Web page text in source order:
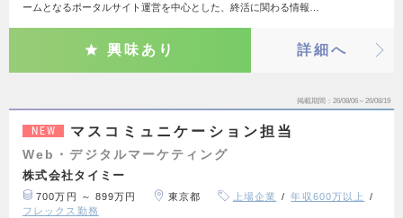
ームとなるポータルサイト運営を中心とした、終活に関わる情報…
興味あり 詳細へ
掲載期間 26/08/06～26/08/19
NEW マスコミュニケーション担当
Web・デジタルマーケティング
株式会社タイミー
700万円 ～ 899万円 東京都 上場企業
年収600万以上
フレックス勤務